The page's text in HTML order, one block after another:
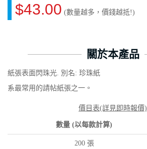
$43.00 (數量越多，價錢越抵!)
關於本產品
紙張表面閃珠光. 別名: 珍珠紙
系最常用的請帖紙張之一。
價目表(詳見即時報價)
數量 (以每款計算)
200 張